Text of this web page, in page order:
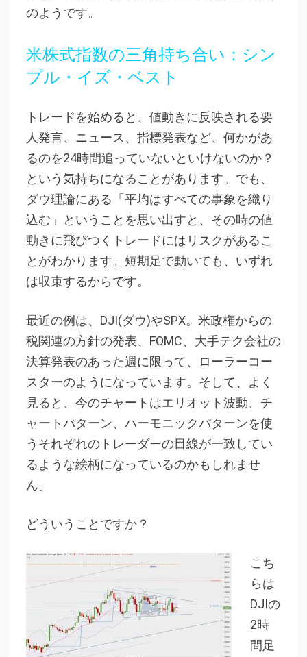
のようです。
米株式指数の三角持ち合い：シン
プル・イズ・ベスト
トレードを始めると、値動きに反映される要
人発言、ニュース、指標発表など、何かがあ
るのを24時間追っていないといけないのか？
という気持ちになることがあります。でも、
ダウ理論にある「平均はすべての事象を織り
込む」ということを思い出すと、その時の値
動きに飛びつくトレードにはリスクがあるこ
とがわかります。短期足で動いても、いずれ
は収束するからです。
最近の例は、DJI(ダウ)やSPX。米政権からの
税関連の方針の発表、FOMC、大手テク会社の
決算発表のあった週に限って、ローラーコー
スターのようになっています。そして、よく
見ると、今のチャートはエリオット波動、チ
ャートパターン、ハーモニックパターンを使
うそれぞれのトレーダーの目線が一致してい
るような絵柄になっているのかもしれませ
ん。
どういうことですか？
こち
らは
DJIの
2時
間足